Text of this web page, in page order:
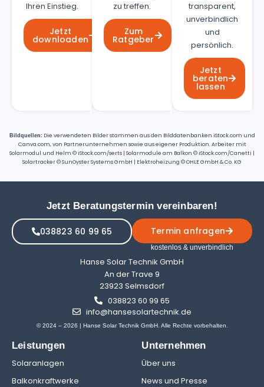
Ihren Einstieg.
Jetzt
downloaden
zu treffen.
Zum
Ratgeber
transparent,
unverbindlich
und
persönlich.
Jetzt
beraten
lassen
Bildquellen:Die verwendeten Bilder stammen aus den Bilddatenbanken iStock.com und
Canva.com, von Partnerunternehmen sowie aus eigener Produktion. Arbeiter mit
Solarmodul und Helm © iStock.com/serts | Solarmodule am Balkon © iStock.com/Canetti |
Solartracker © SunOyster Systems GmbH | Elektroheizung © OHLE GmbH & Co. KG
Leistungen
Solaranlagen
Balkonkraftwerke
Unternehmen
Über uns
News und Presse
Jetzt Beratungstermin vereinbaren!
Termin anfragen
kostenlos & unverbindlich
038823 60 99 65
Hanse Solar Technik GmbH
An der Trave 9
23923 Selmsdorf
038823 60 99 65
info@hansesolartechnik.de
© 2024 – 2026 | Hanse Solar Technik GmbH. Alle Rechte vorbehalten.